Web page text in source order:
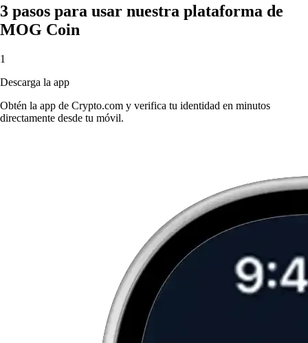
3 pasos para usar nuestra plataforma de
MOG Coin
1
Descarga la app
Obtén la app de Crypto.com y verifica tu identidad en minutos
directamente desde tu móvil.